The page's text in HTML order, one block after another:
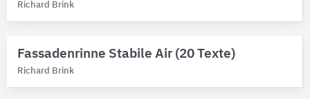
Richard Brink
Fassadenrinne Stabile Air (20 Texte)
Richard Brink